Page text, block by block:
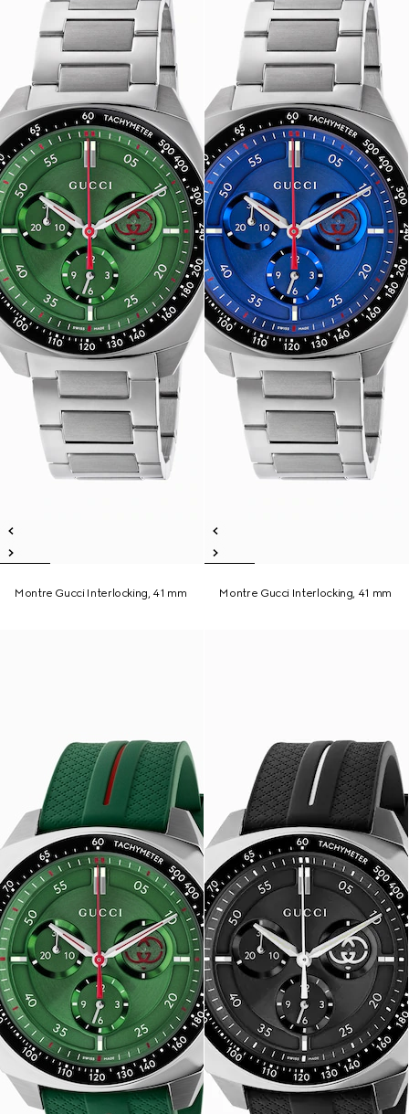
Montre Gucci Interlocking, 41 mm Montre Gucci Interlocking, 41 mm